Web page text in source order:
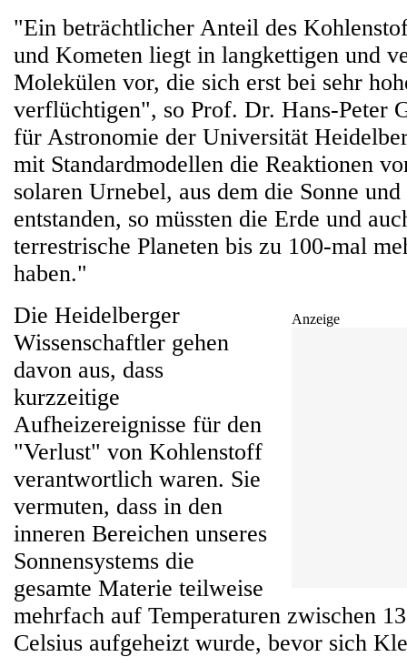
"Ein beträchtlicher Anteil des
und Kometen liegt in langkettigen und
Molekülen vor, die sich erst bei sehr
verflüchtigen", so Prof. Dr. Hans-Peter
für Astronomie der Universität
mit Standardmodellen die Reaktionen
solaren Urnebel, aus dem die Sonne
entstanden, so müssten die Erde und
terrestrische Planeten bis zu 100-mal
haben."
Anzeige
Die Heidelberger
Wissenschaftler gehen
davon aus, dass
kurzzeitige
Aufheizereignisse für den
"Verlust" von Kohlenstoff
verantwortlich waren. Sie
vermuten, dass in den
inneren Bereichen unseres
Sonnensystems die
gesamte Materie teilweise
mehrfach auf Temperaturen zwischen
Celsius aufgeheizt wurde, bevor sich